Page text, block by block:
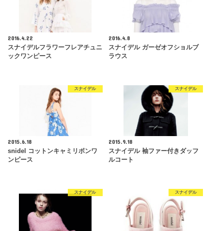
2016.4.22
スナイデルフラワーフレアチュニ
ックワンピース
2016.4.8
スナイデル ガーゼオフショルブ
ラウス
スナイデル
2015.6.18
snidel コットンキャミリボンワ
ンピース
スナイデル
2015.9.18
スナイデル 袖ファー付きダッフ
ルコート
スナイデル スナイデル